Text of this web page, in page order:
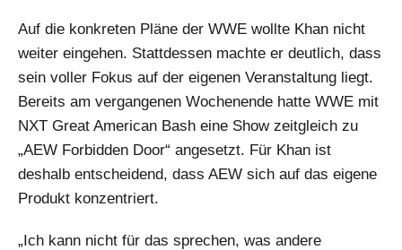
Auf die konkreten Pläne der WWE wollte Khan nicht
weiter eingehen. Stattdessen machte er deutlich, dass
sein voller Fokus auf der eigenen Veranstaltung liegt.
Bereits am vergangenen Wochenende hatte WWE mit
NXT Great American Bash eine Show zeitgleich zu
„AEW Forbidden Door“ angesetzt. Für Khan ist
deshalb entscheidend, dass AEW sich auf das eigene
Produkt konzentriert.
„Ich kann nicht für das sprechen, was andere